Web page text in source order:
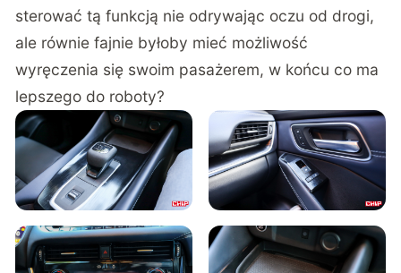
sterować tą funkcją nie odrywając oczu od drogi,
ale równie fajnie byłoby mieć możliwość
wyręczenia się swoim pasażerem, w końcu co ma
lepszego do roboty?